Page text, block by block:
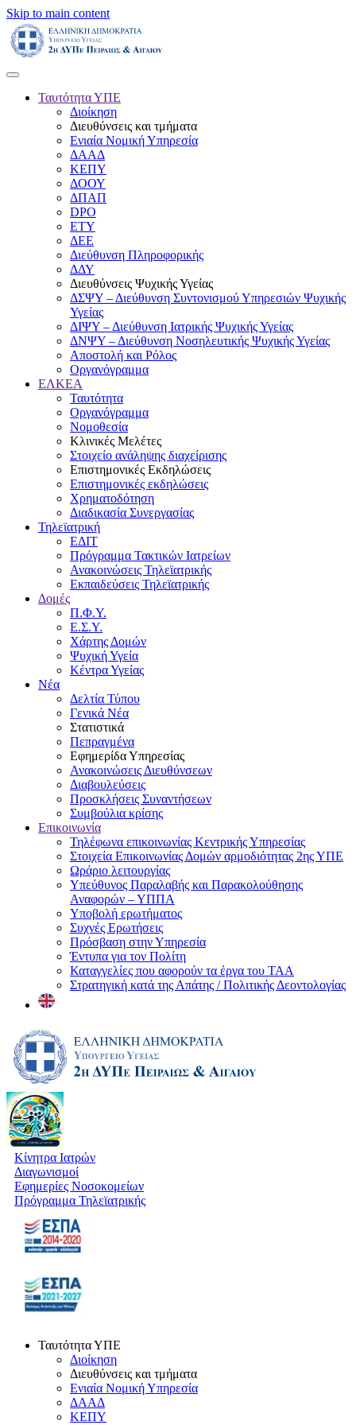
Skip to main content
Ταυτότητα ΥΠΕ
Διοίκηση
Διευθύνσεις και τμήματα
Ενιαία Νομική Υπηρεσία
ΔΑΑΔ
ΚΕΠΥ
ΔΟΟΥ
ΔΠΑΠ
DPO
ΕΤΥ
ΔΕΕ
Διεύθυνση Πληροφορικής
ΔΔΥ
Διευθύνσεις Ψυχικής Υγείας
ΔΣΨΥ – Διεύθυνση Συντονισμού Υπηρεσιών Ψυχικής
Υγείας
ΔΙΨΥ – Διεύθυνση Ιατρικής Ψυχικής Υγείας
ΔΝΨΥ – Διεύθυνση Νοσηλευτικής Ψυχικής Υγείας
Αποστολή και Ρόλος
Οργανόγραμμα
ΕΛΚΕΑ
Ταυτότητα
Οργανόγραμμα
Νομοθεσία
Κλινικές Μελέτες
Στοιχείο ανάληψης διαχείρισης
Επιστημονικές Εκδηλώσεις
Επιστημονικές εκδηλώσεις
Χρηματοδότηση
Διαδικασία Συνεργασίας
Τηλεϊατρική
ΕΔΙΤ
Πρόγραμμα Τακτικών Ιατρείων
Ανακοινώσεις Τηλεϊατρικής
Εκπαιδεύσεις Τηλεϊατρικής
Δομές
Π.Φ.Υ.
Ε.Σ.Υ.
Χάρτης Δομών
Ψυχική Υγεία
Κέντρα Υγείας
Νέα
Δελτία Τύπου
Γενικά Νέα
Στατιστικά
Πεπραγμένα
Εφημερίδα Υπηρεσίας
Ανακοινώσεις Διευθύνσεων
Διαβουλεύσεις
Προσκλήσεις Συναντήσεων
Συμβούλια κρίσης
Επικοινωνία
Τηλέφωνα επικοινωνίας Κεντρικής Υπηρεσίας
Στοιχεία Επικοινωνίας Δομών αρμοδιότητας 2ης ΥΠΕ
Ωράριο λειτουργίας
Υπεύθυνος Παραλαβής και Παρακολούθησης
Αναφορών – ΥΠΠΑ
Υποβολή ερωτήματος
Συχνές Ερωτήσεις
Πρόσβαση στην Υπηρεσία
Έντυπα για τον Πολίτη
Καταγγελίες που αφορούν τα έργα του ΤΑΑ
Στρατηγική κατά της Απάτης / Πολιτικής Δεοντολογίας
Κίνητρα Ιατρών
Διαγωνισμοί
Εφημερίες Νοσοκομείων
Πρόγραμμα Τηλεϊατρικής
Ταυτότητα ΥΠΕ
Διοίκηση
Διευθύνσεις και τμήματα
Ενιαία Νομική Υπηρεσία
ΔΑΑΔ
ΚΕΠΥ